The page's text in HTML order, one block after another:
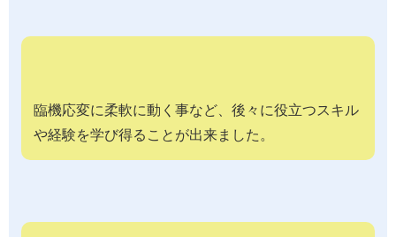
臨機応変に柔軟に動く事など、後々に役立つスキル
や経験を学び得ることが出来ました。